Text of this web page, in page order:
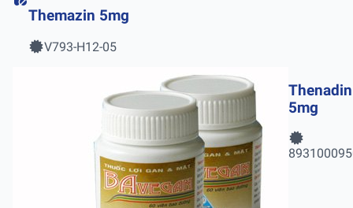
Themazin 5mg
V793-H12-05
Thenadin
5mg